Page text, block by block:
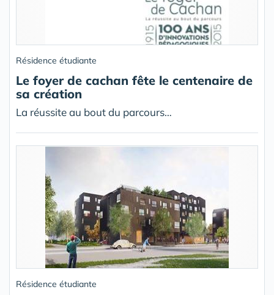
Résidence étudiante
Le foyer de cachan fête le centenaire de
sa création
La réussite au bout du parcours…
Résidence étudiante